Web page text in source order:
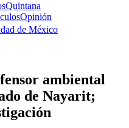
Quintana
Opinión
de México
ambiental
de Nayarit;